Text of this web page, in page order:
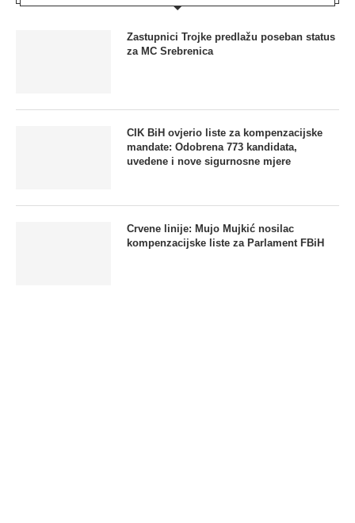
Zastupnici Trojke predlažu poseban status
za MC Srebrenica
CIK BiH ovjerio liste za kompenzacijske
mandate: Odobrena 773 kandidata,
uvedene i nove sigurnosne mjere
Crvene linije: Mujo Mujkić nosilac
kompenzacijske liste za Parlament FBiH